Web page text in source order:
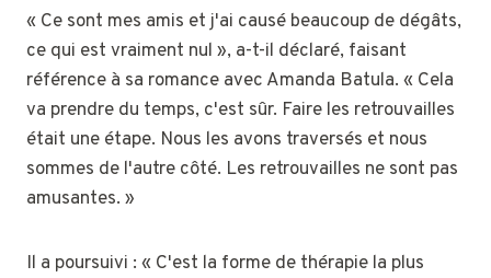
« Ce sont mes amis et j'ai causé beaucoup de dégâts,
ce qui est vraiment nul », a-t-il déclaré, faisant
référence à sa romance avec Amanda Batula. « Cela
va prendre du temps, c'est sûr. Faire les retrouvailles
était une étape. Nous les avons traversés et nous
sommes de l'autre côté. Les retrouvailles ne sont pas
amusantes. »
Il a poursuivi : « C'est la forme de thérapie la plus